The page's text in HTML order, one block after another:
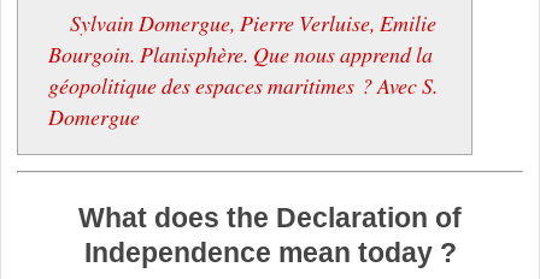
Sylvain Domergue, Pierre Verluise, Emilie
Bourgoin. Planisphère. Que nous apprend la
géopolitique des espaces maritimes ? Avec S.
Domergue
What does the Declaration of
Independence mean today ?